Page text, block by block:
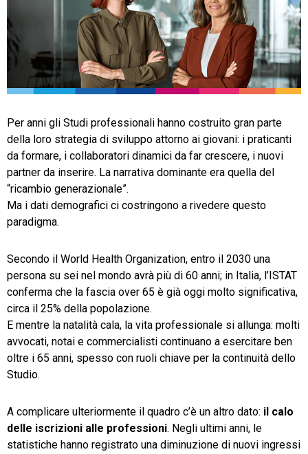
TeamSystem Corporate
TeamSystem Store
Per anni gli Studi professionali hanno costruito gran parte
della loro strategia di sviluppo attorno ai giovani: i praticanti
da formare, i collaboratori dinamici da far crescere, i nuovi
partner da inserire. La narrativa dominante era quella del
“ricambio generazionale”.
Ma i dati demografici ci costringono a rivedere questo
paradigma.
Secondo il World Health Organization, entro il 2030 una
persona su sei nel mondo avrà più di 60 anni; in Italia, l’ISTAT
conferma che la fascia over 65 è già oggi molto significativa,
circa il 25% della popolazione.
E mentre la natalità cala, la vita professionale si allunga: molti
avvocati, notai e commercialisti continuano a esercitare ben
oltre i 65 anni, spesso con ruoli chiave per la continuità dello
Studio.
A complicare ulteriormente il quadro c’è un altro dato: il calo
delle iscrizioni alle professioni. Negli ultimi anni, le
statistiche hanno registrato una diminuzione di nuovi ingressi